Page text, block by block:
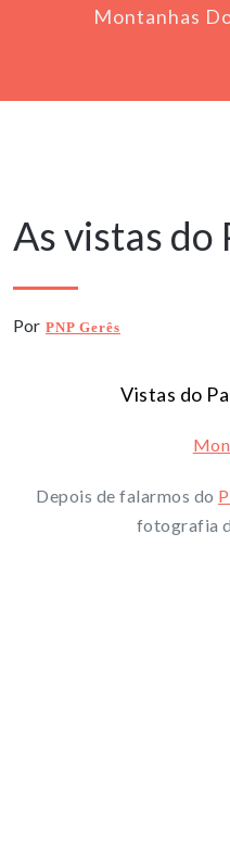
Montanhas
As vistas do
Por PNP Gerês
Vistas do
Depois de falarmos do
fotografia